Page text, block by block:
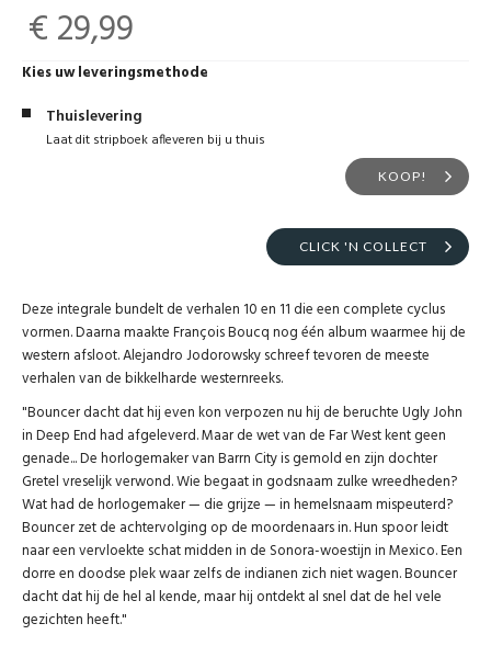
€ 29,99
Kies uw leveringsmethode
Thuislevering
Laat dit stripboek afleveren bij u thuis
KOOP!
CLICK 'N COLLECT
Deze integrale bundelt de verhalen 10 en 11 die een complete cyclus
vormen. Daarna maakte François Boucq nog één album waarmee hij de
western afsloot. Alejandro Jodorowsky schreef tevoren de meeste
verhalen van de bikkelharde westernreeks.
"Bouncer dacht dat hij even kon verpozen nu hij de beruchte Ugly John
in Deep End had afgeleverd. Maar de wet van de Far West kent geen
genade... De horlogemaker van Barrn City is gemold en zijn dochter
Gretel vreselijk verwond. Wie begaat in godsnaam zulke wreedheden?
Wat had de horlogemaker — die grijze — in hemelsnaam mispeuterd?
Bouncer zet de achtervolging op de moordenaars in. Hun spoor leidt
naar een vervloekte schat midden in de Sonora-woestijn in Mexico. Een
dorre en doodse plek waar zelfs de indianen zich niet wagen. Bouncer
dacht dat hij de hel al kende, maar hij ontdekt al snel dat de hel vele
gezichten heeft."